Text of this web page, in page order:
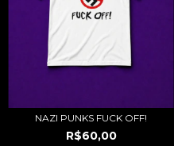
NAZI PUNKS FUCK OFF!
R$60,00